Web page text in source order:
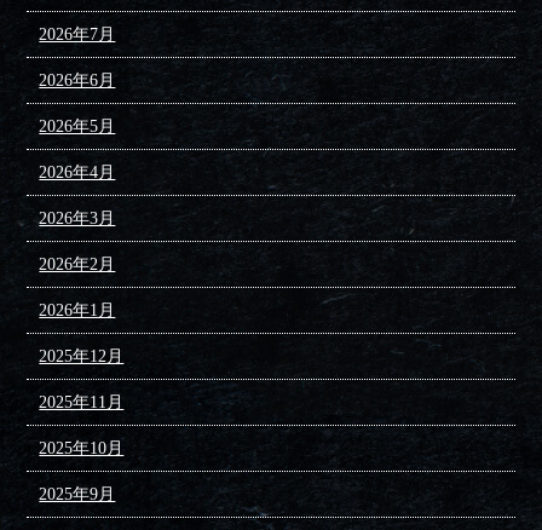
2026年7月
2026年6月
2026年5月
2026年4月
2026年3月
2026年2月
2026年1月
2025年12月
2025年11月
2025年10月
2025年9月